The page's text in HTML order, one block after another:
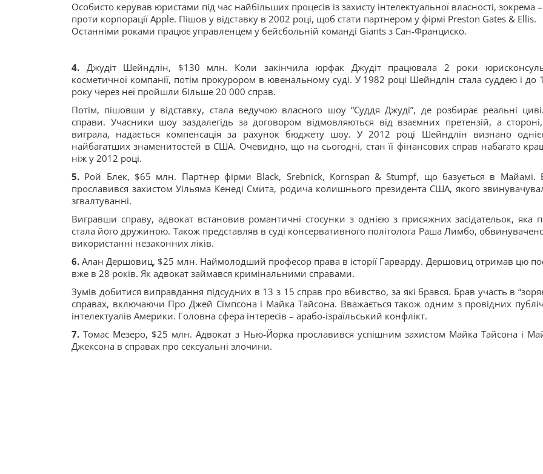
Особисто керував юристами під час найбільших процесів із захисту інтелектуальної власності, зокрема –
проти корпорації Apple. Пішов у відставку в 2002 році, щоб стати партнером у фірмі Preston Gates & Ellis.
Останніми роками працює управленцем у бейсбольній команді Giants з Сан-Франциско.
4. Джудіт Шейндлін, $130 млн. Коли закінчила юрфак Джудіт працювала 2 роки
косметичної компанії, потім прокурором в ювенальному суді. У 1982 році Шейндлін стала суддею і до
року через неї пройшли більше 20 000 справ.
Потім, пішовши у відставку, стала ведучою власного шоу “Суддя Джуді”, де розбирає реальні
справи. Учасники шоу заздалегідь за договором відмовляються від взаємних претензій, а
виграла, надається компенсація за рахунок бюджету шоу. У 2012 році Шейндлін визнано
найбагатших знаменитостей в США. Очевидно, що на сьогодні, стан її фінансових справ набагато
ніж у 2012 році.
5. Рой Блек, $65 млн. Партнер фірми Black, Srebnick, Kornspan & Stumpf, що базується в Майамі.
прославився захистом Уільяма Кенеді Смита, родича колишнього президента США, якого
згвалтуванні.
Вигравши справу, адвокат встановив романтичні стосунки з однією з присяжних засідательок, яка
стала його дружиною. Також представляв в суді консервативного політолога Раша Лимбо,
використанні незаконних ліків.
6. Алан Дершовиц, $25 млн. Наймолодший професор права в історії Гарварду. Дершовиц отримав цю
вже в 28 років. Як адвокат займався кримінальними справами.
Зумів добитися виправдання підсудних в 13 з 15 справ про вбивство, за які брався. Брав участь в
справах, включаючи Про Джей Сімпсона і Майка Тайсона. Вважається також одним з провідних
інтелектуалів Америки. Головна сфера інтересів – арабо-ізраїльський конфлікт.
7.Томас Мезеро, $25 млн. Адвокат з Нью-Йорка прославився успішним захистом Майка Тайсона і
Джексона в справах про сексуальні злочини.